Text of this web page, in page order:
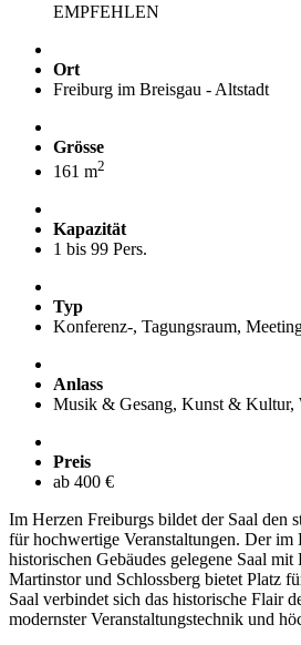
EMPFEHLEN
Ort
Freiburg im Breisgau - Altstadt
Grösse
161 m2
Kapazität
1 bis 99 Pers.
Typ
Konferenz-, Tagungsraum,
Anlass
Musik & Gesang, Kunst & Kultur,
Preis
ab 400 €
Im Herzen Freiburgs bildet der Saal den
für hochwertige Veranstaltungen. Der im
historischen Gebäudes gelegene Saal
Martinstor und Schlossberg bietet Platz
Saal verbindet sich das historische Flair
modernster Veranstaltungstechnik und